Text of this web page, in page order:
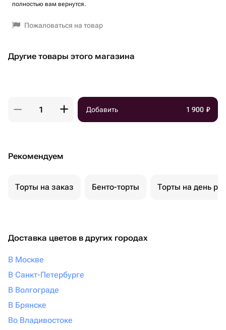
полностью вам вернутся.
Пожаловаться на товар
Другие товары этого магазина
Добавить 1 900 ₽
Рекомендуем
Торты на заказ Бенто-торты Торты на день
Доставка цветов в других городах
В Москве
В Санкт-Петербурге
В Волгограде
В Брянске
Во Владивостоке